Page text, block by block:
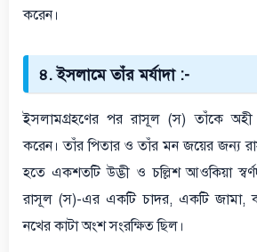
করেন।
৪. ইসলামে তাঁর মর্যাদা :-
ইসলামগ্রহণের পর রাসূল (স) তাঁকে অহী
করেন। তাঁর পিতার ও তাঁর মন জয়ের জন্য
হতে একশতটি উদ্ভী ও চল্লিশ আওকিয়া
রাসূল (স)-এর একটি চাদর, একটি জামা,
নখের কাটা অংশ সংরক্ষিত ছিল।